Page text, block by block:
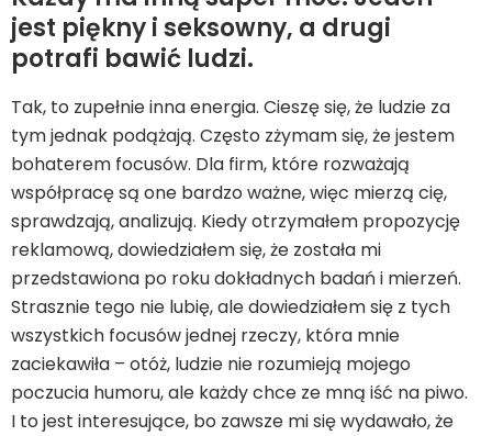
jest piękny i seksowny, a drugi
potrafi bawić ludzi.
Tak, to zupełnie inna energia. Cieszę się, że ludzie za
tym jednak podążają. Często zżymam się, że jestem
bohaterem focusów. Dla firm, które rozważają
współpracę są one bardzo ważne, więc mierzą cię,
sprawdzają, analizują. Kiedy otrzymałem propozycję
reklamową, dowiedziałem się, że została mi
przedstawiona po roku dokładnych badań i mierzeń.
Strasznie tego nie lubię, ale dowiedziałem się z tych
wszystkich focusów jednej rzeczy, która mnie
zaciekawiła – otóż, ludzie nie rozumieją mojego
poczucia humoru, ale każdy chce ze mną iść na piwo.
I to jest interesujące, bo zawsze mi się wydawało, że